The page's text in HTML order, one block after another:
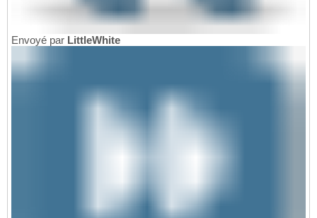
Envoyé par LittleWhite